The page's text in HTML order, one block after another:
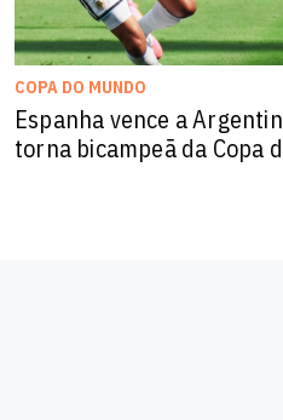
COPA DO MUNDO
Espanha vence a
torna bicampeã da Copa